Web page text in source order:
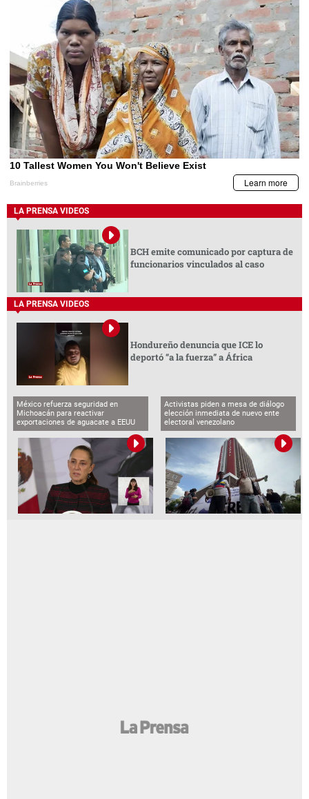
LA PRENSA VIDEOS
BCH emite comunicado por captura de
funcionarios vinculados al caso
LA PRENSA VIDEOS
Hondureño denuncia que ICE lo
deportó “a la fuerza” a África
México refuerza seguridad en
Michoacán para reactivar
exportaciones de aguacate a EEUU
Activistas piden a mesa de diálogo
elección inmediata de nuevo ente
electoral venezolano